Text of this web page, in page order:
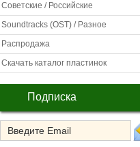
Советские / Российские
Soundtracks (OST) / Разное
Распродажа
Скачать каталог пластинок
Подписка